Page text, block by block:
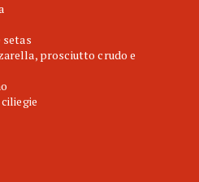
setas
prosciutto crudo e